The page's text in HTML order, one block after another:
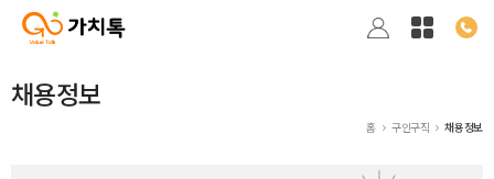
채용정보
홈 구인구직 채용정보